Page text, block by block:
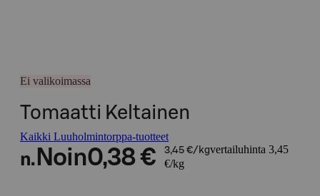
Ei valikoimassa
Tomaatti Keltainen
Kaikki Luuholmintorppa-tuotteet
n. Noin0,38 € 3,45 €/kgvertailuhinta 3,45
€/kg